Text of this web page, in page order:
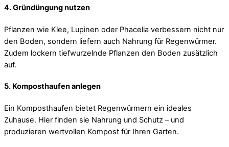
4.Gründüngung nutzen
Pflanzen wie Klee, Lupinen oder Phacelia verbessern nicht nur
den Boden, sondern liefern auch Nahrung für Regenwürmer.
Zudem lockern tiefwurzelnde Pflanzen den Boden zusätzlich
auf.
5. Komposthaufen anlegen
Ein Komposthaufen bietet Regenwürmern ein ideales
Zuhause. Hier finden sie Nahrung und Schutz – und
produzieren wertvollen Kompost für Ihren Garten.